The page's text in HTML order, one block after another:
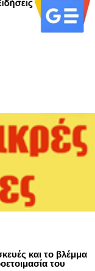
και το βλέμμα
του